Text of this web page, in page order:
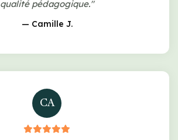
qualité pédagogique."
— Camille J.
CA